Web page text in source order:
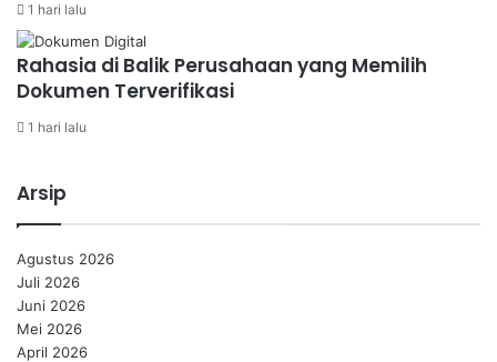
1 hari lalu
Rahasia di Balik Perusahaan yang Memilih
Dokumen Terverifikasi
1 hari lalu
Arsip
Agustus 2026
Juli 2026
Juni 2026
Mei 2026
April 2026